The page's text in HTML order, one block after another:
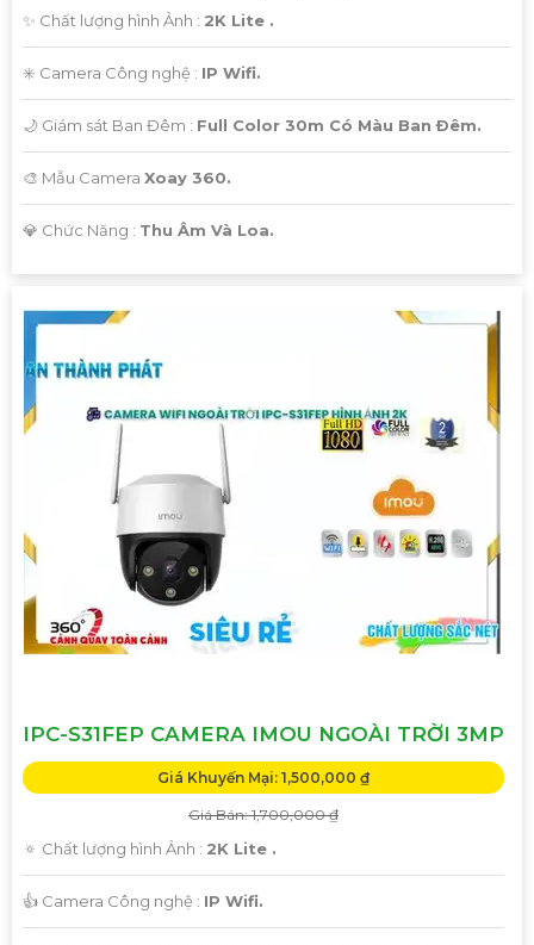
✨ Chất lượng hình Ảnh : 2K Lite .
✳️ Camera Công nghệ : IP Wifi.
🌙 Giám sát Ban Đêm : Full Color 30m Có Màu Ban Ðêm.
🎨 Mẫu Camera Xoay 360.
️💎 Chức Năng : Thu Âm Và Loa.
IPC-S31FEP CAMERA IMOU NGOÀI TRỜI 3MP
Giá Khuyến Mại: 1,500,000 ₫
Giá Bán: 1,700,000 ₫
🔅 Chất lượng hình Ảnh : 2K Lite .
👍 Camera Công nghệ : IP Wifi.